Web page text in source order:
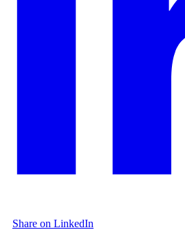
Share on LinkedIn